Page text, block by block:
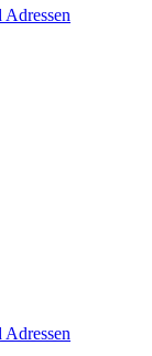
Adressen
Adressen